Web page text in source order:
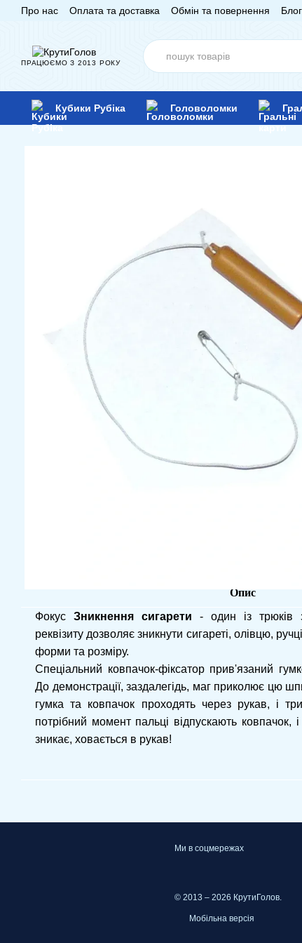
Перейти до основного контенту
Про нас Оплата та доставка Обмін та повернення Блог
ПРАЦЮЄМО З 2013 РОКУ
Кубики Рубіка Головоломки
Опис
Фокус Зникнення сигарети - один із трюків
реквізиту дозволяє зникнути сигареті, олівцю,
форми та розміру.
Спеціальний ковпачок-фіксатор прив'язаний
До демонстрації, заздалегідь, маг приколює цю
гумка та ковпачок проходять через рукав, і
потрібний момент пальці відпускають
зникає, ховається в рукав!
Ми в соцмережах
© 2013 – 2026 КрутиГолов.
Мобільна версія